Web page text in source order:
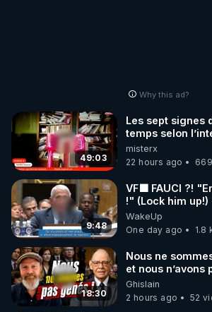
https://www.facebook.com/
• Twitter : https://twitter.com/
• Youtube :
https://www.youtube.com/
• Youtube :
https://www.youtube.com/
e
👉 Générique de fin : Illusion of
https://youtu.be/Ib0xvafQed0?
si=tk4RJd0gfoXpS_wv
Why this ad?
49:03
Les sept signes
temps selon
misterx
22 hours ago
9:48
VF🟩 FAUCI ?!
!" (Lock him up!)
Traduction
WakeUp
One day ago
1.8
18:30
Nous ne
et nous n’avons
de nous excuser ! #jw
#jehovah
Ghislain
2 hours ago
52